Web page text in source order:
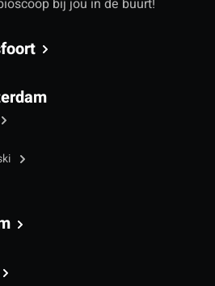
bij jou in de buurt!